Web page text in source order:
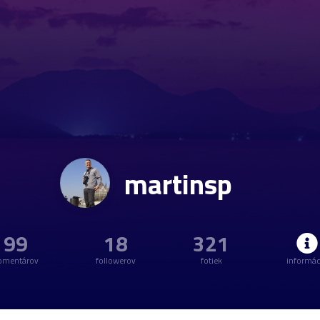
martinsp
99 18
followerov
321
fotiek